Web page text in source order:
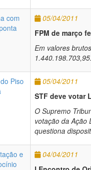
05/04/2011
FPM de março
Em valores
05/04/2011
STF deve votar
O Supremo
votação da Ação
questiona
04/04/2011